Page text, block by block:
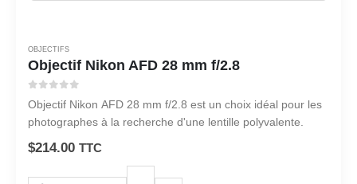
OBJECTIFS
Objectif Nikon AFD 28 mm f/2.8
Objectif Nikon AFD 28 mm f/2.8 est un choix idéal pour les
photographes à la recherche d'une lentille polyvalente.
$214.00 TTC